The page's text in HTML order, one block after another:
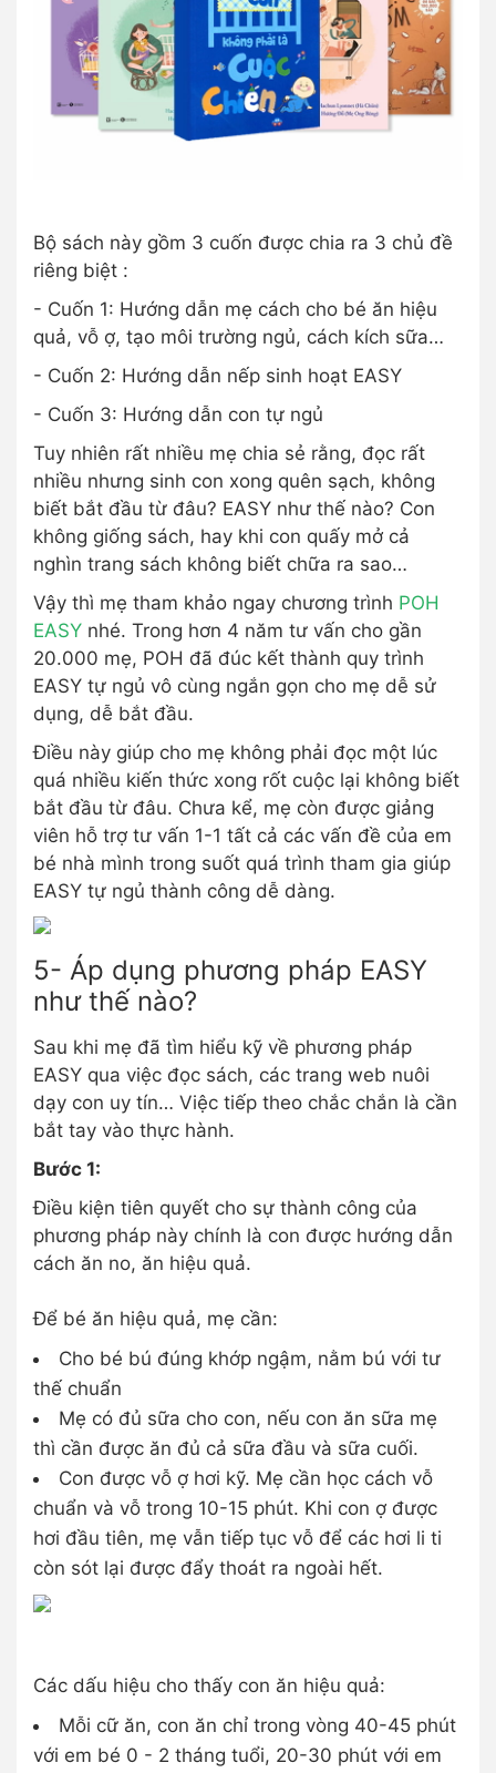
Bộ sách này gồm 3 cuốn được chia ra 3 chủ đề
riêng biệt :
- Cuốn 1: Hướng dẫn mẹ cách cho bé ăn hiệu
quả, vỗ ợ, tạo môi trường ngủ, cách kích sữa…
- Cuốn 2: Hướng dẫn nếp sinh hoạt EASY
- Cuốn 3: Hướng dẫn con tự ngủ
Tuy nhiên rất nhiều mẹ chia sẻ rằng, đọc rất
nhiều nhưng sinh con xong quên sạch, không
biết bắt đầu từ đâu? EASY như thế nào? Con
không giống sách, hay khi con quấy mở cả
nghìn trang sách không biết chữa ra sao…
Vậy thì mẹ tham khảo ngay chương trình POH
EASY nhé. Trong hơn 4 năm tư vấn cho gần
20.000 mẹ, POH đã đúc kết thành quy trình
EASY tự ngủ vô cùng ngắn gọn cho mẹ dễ sử
dụng, dễ bắt đầu.
Điều này giúp cho mẹ không phải đọc một lúc
quá nhiều kiến thức xong rốt cuộc lại không biết
bắt đầu từ đâu. Chưa kể, mẹ còn được giảng
viên hỗ trợ tư vấn 1-1 tất cả các vấn đề của em
bé nhà mình trong suốt quá trình tham gia giúp
EASY tự ngủ thành công dễ dàng.
5- Áp dụng phương pháp EASY
như thế nào?
Sau khi mẹ đã tìm hiểu kỹ về phương pháp
EASY qua việc đọc sách, các trang web nuôi
dạy con uy tín… Việc tiếp theo chắc chắn là cần
bắt tay vào thực hành.
Bước 1:
Điều kiện tiên quyết cho sự thành công của
phương pháp này chính là con được hướng dẫn
cách ăn no, ăn hiệu quả.
Để bé ăn hiệu quả, mẹ cần:
Cho bé bú đúng khớp ngậm, nằm bú với tư
thế chuẩn
Mẹ có đủ sữa cho con, nếu con ăn sữa mẹ
thì cần được ăn đủ cả sữa đầu và sữa cuối.
Con được vỗ ợ hơi kỹ. Mẹ cần học cách vỗ
chuẩn và vỗ trong 10-15 phút. Khi con ợ được
hơi đầu tiên, mẹ vẫn tiếp tục vỗ để các hơi li ti
còn sót lại được đẩy thoát ra ngoài hết.
Các dấu hiệu cho thấy con ăn hiệu quả:
Mỗi cữ ăn, con ăn chỉ trong vòng 40-45 phút
với em bé 0 - 2 tháng tuổi, 20-30 phút với em